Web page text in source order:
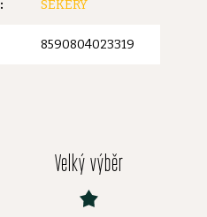
: SEKERY
8590804023319
Velký výběr